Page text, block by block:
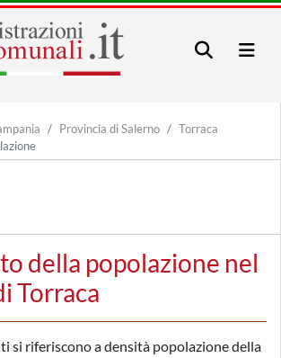
Provincia di Salerno
Torraca
della popolazione nel
Torraca
si riferiscono a densità popolazione della